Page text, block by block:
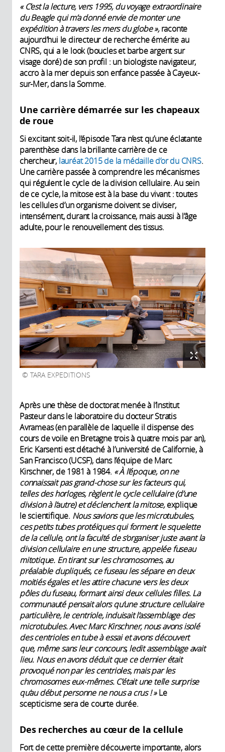
« C’est la lecture, vers 1995, du voyage extraordinaire
du Beagle qui m’a donné envie de monter une
expédition à travers les mers du globe »,raconte
aujourd’hui le directeur de recherche émérite au
CNRS, qui a le look (boucles et barbe argent sur
visage doré) de son profil : un biologiste navigateur,
accro à la mer depuis son enfance passée à Cayeux-
sur-Mer, dans la Somme.
Une carrière démarrée sur les chapeaux
de roue
Si excitant soit-il, l’épisode Tara n’est qu’une éclatante
parenthèse dans la brillante carrière de ce
chercheur, lauréat 2015 de la médaille d’or du CNRS.
Une carrière passée à comprendre les mécanismes
qui régulent le cycle de la division cellulaire. Au sein
de ce cycle, la mitose est à la base du vivant : toutes
les cellules d’un organisme doivent se diviser,
intensément, durant la croissance, mais aussi à l’âge
adulte, pour le renouvellement des tissus.
TARA EXPEDITIONS
Après une thèse de doctorat menée à l’Institut
Pasteur dans le laboratoire du docteur Stratis
Avrameas (en parallèle de laquelle il dispense des
cours de voile en Bretagne trois à quatre mois par an),
Eric Karsenti est détaché à l’université de Californie, à
San Francisco (UCSF), dans l’équipe de Marc
Kirschner, de 1981 à 1984. « À l’époque, on ne
connaissait pas grand-chose sur les facteurs qui,
telles des horloges, règlent le cycle cellulaire (d’une
division à l’autre) et déclenchent la mitose,explique
le scientifique. Nous savions que les microtubules,
ces petits tubes protéiques qui forment le squelette
de la cellule, ont la faculté de s’organiser juste avant la
division cellulaire en une structure, appelée fuseau
mitotique. En tirant sur les chromosomes, au
préalable dupliqués, ce fuseau les sépare en deux
moitiés égales et les attire chacune vers les deux
pôles du fuseau, formant ainsi deux cellules filles. La
communauté pensait alors qu’une structure cellulaire
particulière, le centriole, induisait l’assemblage des
microtubules. Avec Marc Kirschner, nous avons isolé
des centrioles en tube à essai et avons découvert
que, même sans leur concours, ledit assemblage avait
lieu. Nous en avons déduit que ce dernier était
provoqué non par les centrioles, mais par les
chromosomes eux-mêmes. C’était une telle surprise
qu’au début personne ne nous a crus ! »Le
scepticisme sera de courte durée.
Des recherches au cœur de la cellule
Fort de cette première découverte importante, alors